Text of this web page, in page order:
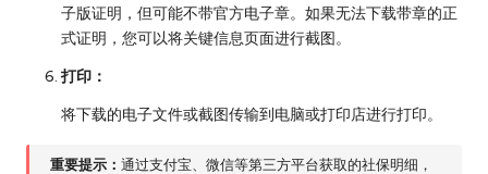
子版证明，但可能不带官方电子章。如果无法下载带章的正
式证明，您可以将关键信息页面进行截图。
打印：
将下载的电子文件或截图传输到电脑或打印店进行打印。
重要提示：通过支付宝、微信等第三方平台获取的社保明细，